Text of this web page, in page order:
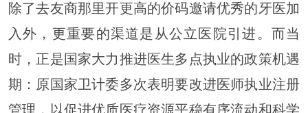
除了去友商那里开更高的价码邀请优秀的牙医加
入外，更重要的渠道是从公立医院引进。而当
时，正是国家大力推进医生多点执业的政策机遇
期：原国家卫计委多次表明要改进医师执业注册
管理，以促进优质医疗资源平稳有序流动和科学